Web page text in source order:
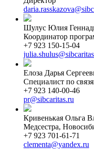
Шулус Юлия
Координатор
+7 923 150-15-04
Елоза Дарья
Специалист по
+7 923 140-00-46
pr@sibcaritas.ru
Кривенькая Ольга
Медсестра,
+7 923 701-61-71
clementa@yandex.ru